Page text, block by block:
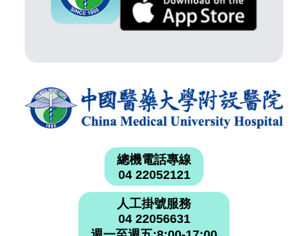
總機電話專線
04 22052121
人工掛號服務
04 22056631
週一至週五:8:00-17:00